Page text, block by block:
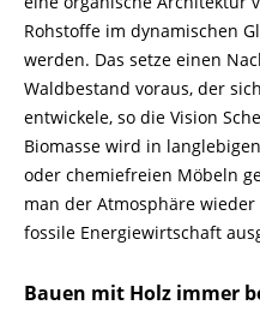
Rohstoffe im dynamischen
werden. Das setze einen
Waldbestand voraus, der
entwickele, so die Vision
Biomasse wird in
oder chemiefreien Möbeln
man der Atmosphäre
fossile Energiewirtschaft
Bauen mit Holz immer